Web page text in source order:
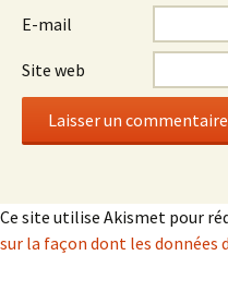
E-mail
Site web
Ce site utilise Akismet pour
sur la façon dont les